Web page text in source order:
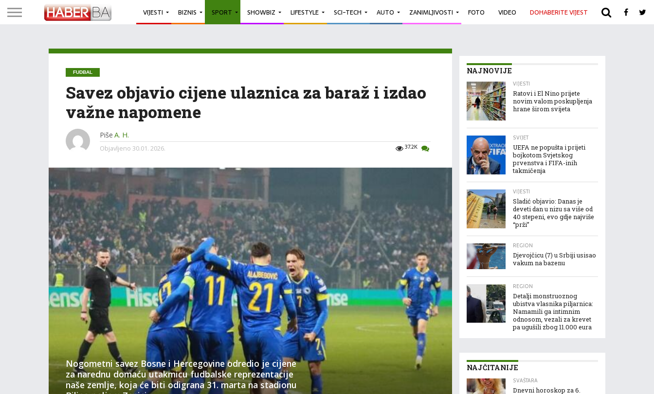
VIJESTI BIZNIS SPORT SHOWBIZ LIFESTYLE SCI-TECH AUTO ZANIMLJIVOSTI FOTO VIDEO DOHABERITE VIJEST ARHIVA
FUDBAL
Savez objavio cijene ulaznica za baraž i izdao
važne napomene
Piše A. H.
37.2K
Objavljeno 30.01. 2026.
Nogometni savez Bosne i Hercegovine odredio je cijene
za narednu domaću utakmicu fudbalske reprezentacije
naše zemlje, koja će biti odigrana 31. marta na stadionu
NAJNOVIJE
VIJESTI
Ratovi i El Nino prijete
novim valom poskupljenja
hrane širom svijeta
SVIJET
UEFA ne popušta i prijeti
bojkotom Svjetskog
prvenstva i FIFA-inih
takmičenja
VIJESTI
Sladić objavio: Danas je
deveti dan u nizu sa više od
40 stepeni, evo gdje najviše
“prži”
REGION
Djevojčicu (7) u Srbiji usisao
vakum na bazenu
REGION
Detalji monstruoznog
ubistva vlasnika piljarnica:
Namamili ga intimnim
odnosom, vezali za krevet
pa ugušili zbog 11.000 eura
NAJČITANIJE
SVAŠTARA
Dnevni horoskop za 6.